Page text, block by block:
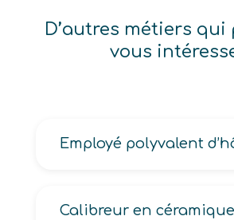
D’autres métiers
vous